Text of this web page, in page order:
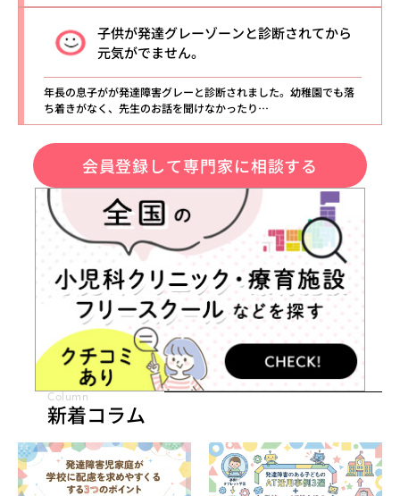
子供が発達グレーゾーンと診断されてから
元気がでません。
年長の息子がが発達障害グレーと診断されました。幼稚園でも落
ち着きがなく、先生のお話を聞けなかったり…
会員登録して専門家に相談する
Column
新着コラム